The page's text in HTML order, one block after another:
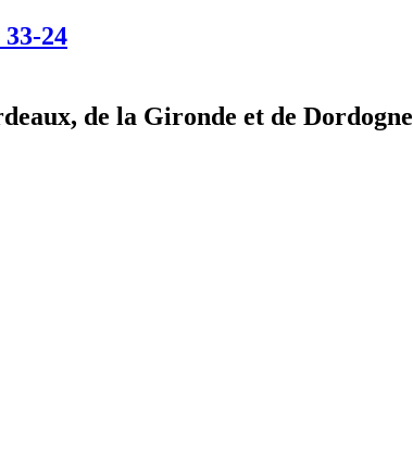
33-24
de la Gironde et de Dordogne